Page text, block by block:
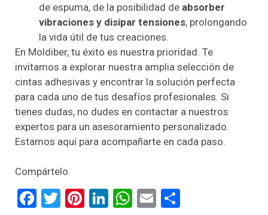
de espuma, de la posibilidad de absorber
vibraciones y disipar tensiones, prolongando
la vida útil de tus creaciones.
En Moldiber, tu éxito es nuestra prioridad. Te
invitamos a explorar nuestra amplia selección de
cintas adhesivas y encontrar la solución perfecta
para cada uno de tus desafíos profesionales. Si
tienes dudas, no dudes en contactar a nuestros
expertos para un asesoramiento personalizado.
Estamos aquí para acompañarte en cada paso.
Compártelo
Facebook
TwitterPinterest
LinkedInWhatsApp
Email